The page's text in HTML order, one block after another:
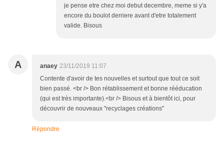
je pense etre chez moi debut decembre, meme si y'a
encore du boulot derriere avant d'etre totalement
valide. Bisous
A anaey 23/11/2019 11:07
Contente d'avoir de tes nouvelles et surtout que tout ce soit
bien passé. <br /> Bon rétablissement et bonne rééducation
(qui est très importante).<br /> Bisous et à bientôt ici, pour
découvrir de nouveaux "recyclages créations"
Répondre